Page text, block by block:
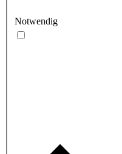
Notwendig